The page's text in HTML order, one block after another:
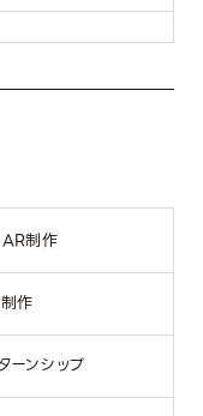
AR制作
作
ーンシップ